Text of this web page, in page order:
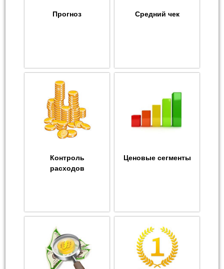
Прогноз Средний чек
Контроль
расходов
Ценовые сегменты